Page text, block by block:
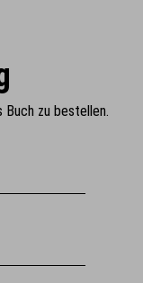
Buch zu bestellen.